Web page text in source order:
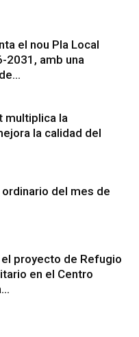
el nou Pla Local
2031, amb una
multiplica la
la calidad del
del mes de
proyecto de Refugio
en el Centro